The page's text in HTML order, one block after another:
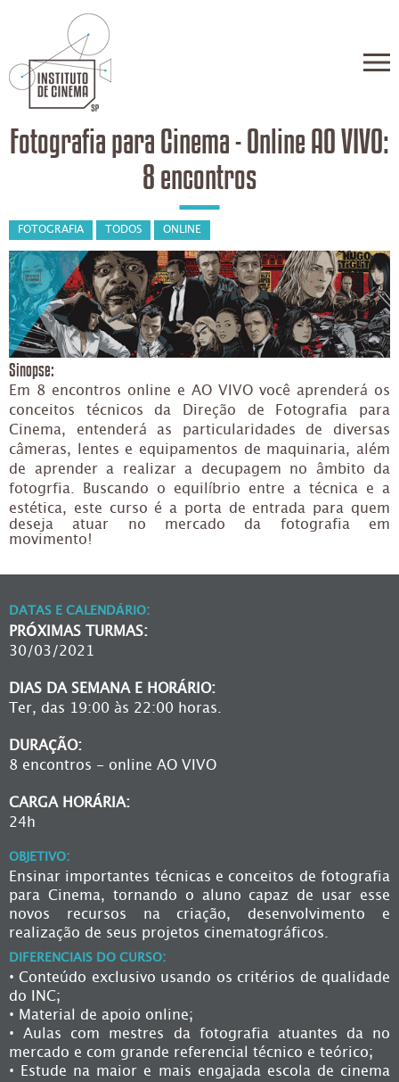
Fotografia para Cinema - Online AO VIVO:
8 encontros
FOTOGRAFIA TODOS ONLINE
Sinopse:
Em 8 encontros online e AO VIVO você aprenderá os
conceitos técnicos da Direção de Fotografia para
Cinema, entenderá as particularidades de diversas
câmeras, lentes e equipamentos de maquinaria, além
de aprender a realizar a decupagem no âmbito da
fotogrfia. Buscando o equilíbrio entre a técnica e a
estética, este curso é a porta de entrada para quem
deseja atuar no mercado da fotografia em
movimento!
DATAS E CALENDÁRIO:
PRÓXIMAS TURMAS:
30/03/2021
DIAS DA SEMANA E HORÁRIO:
Ter, das 19:00 às 22:00 horas.
DURAÇÃO:
8 encontros - online AO VIVO
CARGA HORÁRIA:
24h
OBJETIVO:
Ensinar importantes técnicas e conceitos de fotografia
para Cinema, tornando o aluno capaz de usar esse
novos recursos na criação, desenvolvimento e
realização de seus projetos cinematográficos.
DIFERENCIAIS DO CURSO:
• Conteúdo exclusivo usando os critérios de qualidade
do INC;
• Material de apoio online;
• Aulas com mestres da fotografia atuantes da no
mercado e com grande referencial técnico e teórico;
• Estude na maior e mais engajada escola de cinema